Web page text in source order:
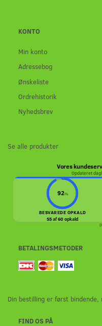
KONTO
Min konto
Adressebog
Ønskeliste
Ordrehistorik
Nyhedsbrev
Se alle produkter
Vores
Opdateret
92%
BESVAREDE OPKALD
55 af 60 opkald
BETALINGSMETODER
Din bestilling er først
FIND OS PÅ